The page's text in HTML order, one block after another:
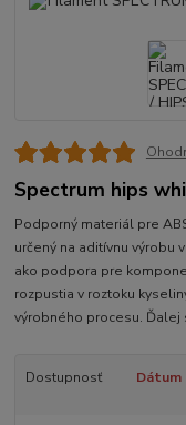
Spectrum hips
Podporný materiál pre
určený na aditívnu výrobu
ako podpora pre
rozpustia v roztoku
výrobného procesu. Ďalej
Dostupnosť Dátum